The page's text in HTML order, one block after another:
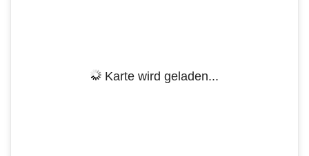
Karte wird geladen...